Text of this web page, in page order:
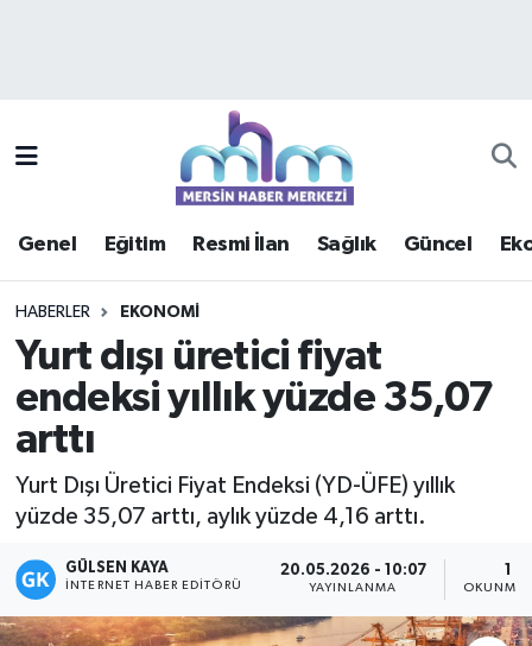
Genel Eğitim Resmi İlan Sağlık Güncel
HABERLER EKONOMI
Yurt dışı üretici fiyat
endeksi yıllık yüzde 35,07
arttı
Yurt Dışı Üretici Fiyat Endeksi (YD-ÜFE) yıllık
yüzde 35,07 arttı, aylık yüzde 4,16 arttı.
GÜLSEN KAYA
İNTERNET HABER EDITÖRÜ
20.05.2026 - 10:07
YAYINLANMA OKUNMA
Güncel
Haberde insan
Kültür - Sanat
Magazin
Mersin
Mersin Trafik Yoğunluk Haritası
Süper Lig Puan Durumu ve Fikstür
Haber Arşivi